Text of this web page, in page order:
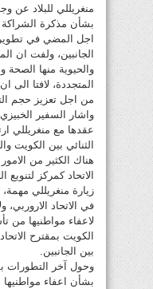
منغريللي للبلاد عن
بشأن مذكرة الشراكة
اجل المضي في تطوير
الجانبين، ولفت ان
والحيوية منها الصحة
المتجددة، لافتا
من اجل تعزيز حجم
واشار السفير الخبيزي
عقدها مع منغريللي
الثنائي بين الكويت
هناك الكثير من
الاتحاد كمركز لتنويع
زيارة منغريللي
في الاتحاد
لاعفاء مواطنيها من
الكويت بمقترح
بين الجانبين.
وحول آخر التطورات
بشأن اعفاء